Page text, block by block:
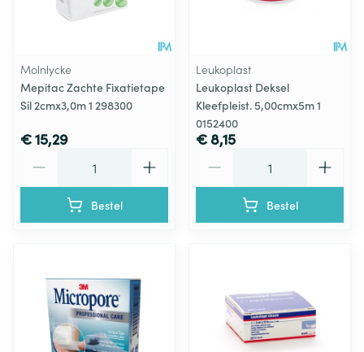
Molnlycke
Mepitac Zachte Fixatietape
Sil 2cmx3,0m 1 298300
€ 15,29
Bestel
Leukoplast
Leukoplast Deksel
Kleefpleist. 5,00cmx5m 1
0152400
€ 8,15
Bestel